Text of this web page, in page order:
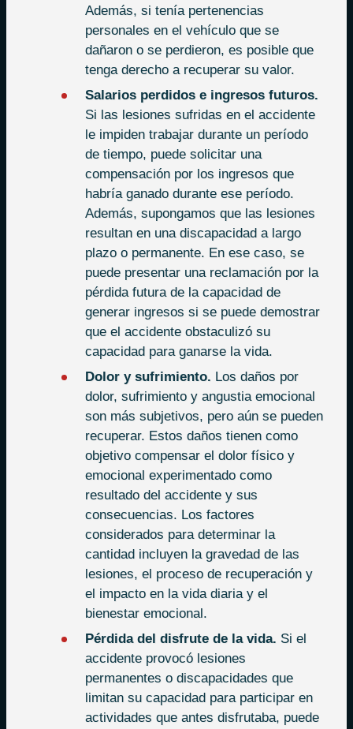
Además, si tenía pertenencias
personales en el vehículo que se
dañaron o se perdieron, es posible que
tenga derecho a recuperar su valor.
Salarios perdidos e ingresos futuros.
Si las lesiones sufridas en el accidente
le impiden trabajar durante un período
de tiempo, puede solicitar una
compensación por los ingresos que
habría ganado durante ese período.
Además, supongamos que las lesiones
resultan en una discapacidad a largo
plazo o permanente. En ese caso, se
puede presentar una reclamación por la
pérdida futura de la capacidad de
generar ingresos si se puede demostrar
que el accidente obstaculizó su
capacidad para ganarse la vida.
Dolor y sufrimiento. Los daños por
dolor, sufrimiento y angustia emocional
son más subjetivos, pero aún se pueden
recuperar. Estos daños tienen como
objetivo compensar el dolor físico y
emocional experimentado como
resultado del accidente y sus
consecuencias. Los factores
considerados para determinar la
cantidad incluyen la gravedad de las
lesiones, el proceso de recuperación y
el impacto en la vida diaria y el
bienestar emocional.
Pérdida del disfrute de la vida. Si el
accidente provocó lesiones
permanentes o discapacidades que
limitan su capacidad para participar en
actividades que antes disfrutaba, puede